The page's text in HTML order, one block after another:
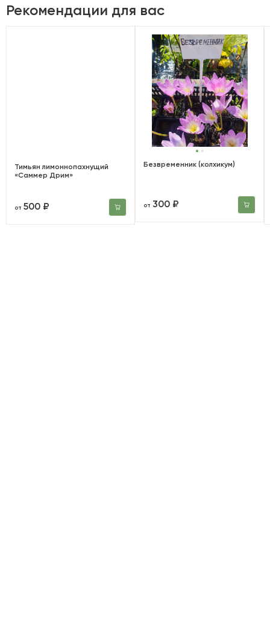
Рекомендации для вас
Тимьян лимоннопахнущий
«Саммер Дрим»
от500 ₽
Безвременник (колхикум)
от 300 ₽